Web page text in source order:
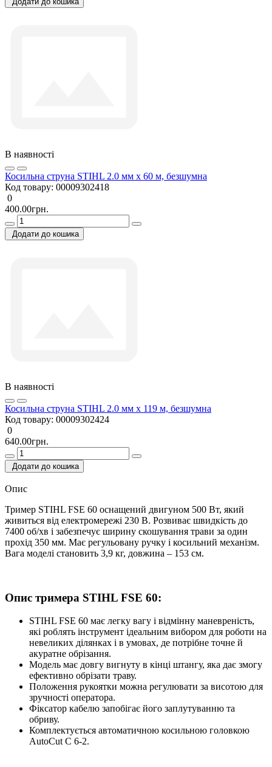
В наявності
Косильна струна STIHL 2.0 мм х 60 м, безшумна
Код товару: 00009302418
0
400.00грн.
Додати до кошика
В наявності
Косильна струна STIHL 2.0 мм х 119 м, безшумна
Код товару: 00009302424
0
640.00грн.
Додати до кошика
Опис
Тример STIHL FSE 60 оснащений двигуном 500 Вт, який
живиться від електромережі 230 В. Розвиває швидкість до
7400 об/хв і забезпечує ширину скошування трави за один
прохід 350 мм. Має регульовану ручку і косильний механізм.
Вага моделі становить 3,9 кг, довжина – 153 см.
Опис тримера STIHL FSE 60:
STIHL FSE 60 має легку вагу і відмінну маневреність,
які роблять інструмент ідеальним вибором для роботи на
невеликих ділянках і в умовах, де потрібне точне й
акуратне обрізання.
Модель має довгу вигнуту в кінці штангу, яка дає змогу
ефективно обрізати траву.
Положення рукоятки можна регулювати за висотою для
зручності оператора.
Фіксатор кабелю запобігає його заплутуванню та
обриву.
Комплектується автоматичною косильною головкою
AutoCut C 6-2.